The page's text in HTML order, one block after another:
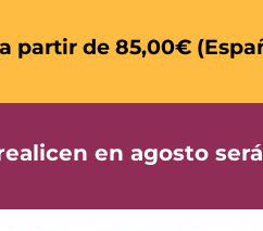
a partir de 85,00€
realicen en agosto